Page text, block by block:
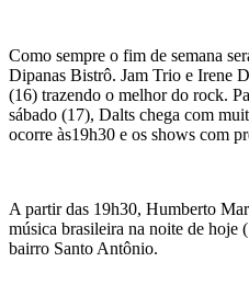
Como sempre o fim de semana
Dipanas Bistrô. Jam Trio e Irene
(16) trazendo o melhor do rock.
sábado (17), Dalts chega com
ocorre às19h30 e os shows com
A partir das 19h30, Humberto
música brasileira na noite de
bairro Santo Antônio.